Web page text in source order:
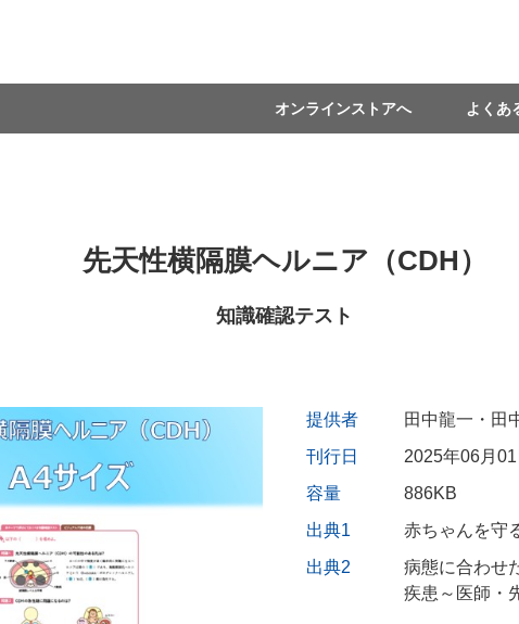
オンラインストアへ よくあ
先天性横隔膜ヘルニア（CDH）
知識確認テスト
提供者
田中龍一・田
刊行日
2025年06月01
容量
886KB
出典1
赤ちゃんを守
出典2
病態に合わせ
疾患～医師・